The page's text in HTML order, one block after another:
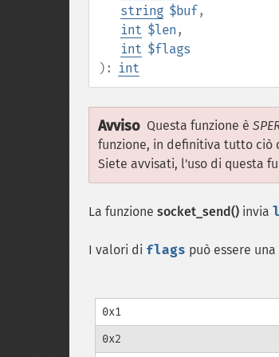
string $buf,
int $len ,
int $flags
):
int
Avviso Questa funzione è
funzione, in definitiva tutto ciò
Siete avvisati, l'uso di questa
La funzione socket_send() invia
I valori di flags può essere
0x1
0x2